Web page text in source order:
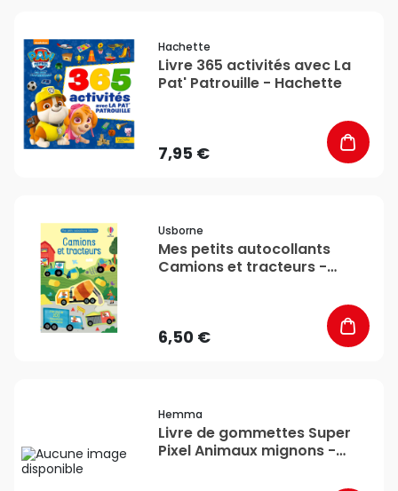
Hachette
Livre 365 activités avec La
Pat' Patrouille - Hachette
7,95 €
Usborne
Mes petits autocollants
Camions et tracteurs -
6,50 €
Hemma
Livre de gommettes Super
Pixel Animaux mignons -